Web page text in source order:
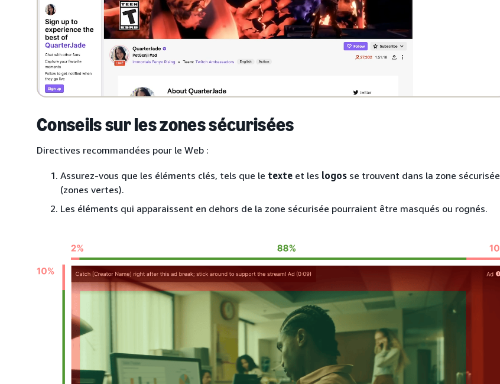
Conseils sur les zones sécurisées
Directives recommandées pour le Web :
Assurez-vous que les éléments clés, tels que le texte et les logos se trouvent dans la zone sécurisée
(zones vertes).
Les éléments qui apparaissent en dehors de la zone sécurisée pourraient être masqués ou rognés.